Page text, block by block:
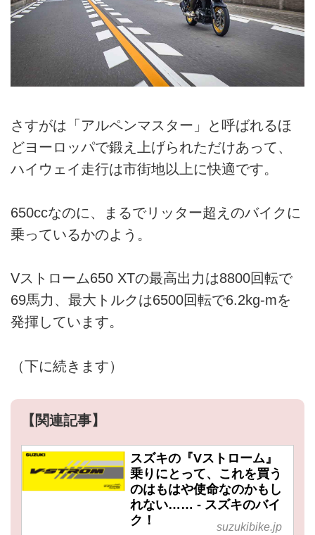
さすがは「アルペンマスター」と呼ばれるほ
どヨーロッパで鍛え上げられただけあって、
ハイウェイ走行は市街地以上に快適です。
650ccなのに、まるでリッター超えのバイクに
乗っているかのよう。
Vストローム650 XTの最高出力は8800回転で
69馬力、最大トルクは6500回転で6.2kg-mを
発揮しています。
（下に続きます）
【関連記事】
スズキの『Vストローム』
乗りにとって、これを買う
のはもはや使命なのかもし
れない…… - スズキのバイ
ク！
suzukibike.jp